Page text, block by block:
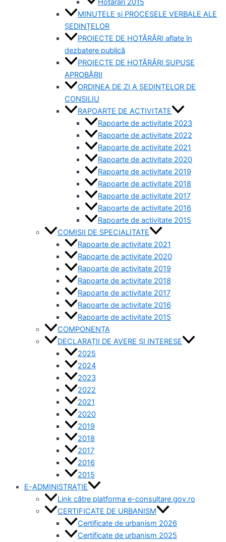
MINUTELE și PROCESELE VERBALE ALE
ȘEDINȚELOR
PROIECTE DE HOTĂRÂRI aflate în
dezbatere publică
PROIECTE DE HOTĂRÂRI SUPUSE
APROBĂRII
ORDINEA DE ZI A ȘEDINȚELOR DE
CONSILIU
RAPOARTE DE ACTIVITATE
Rapoarte de activitate 2023
Rapoarte de activitate 2022
Rapoarte de activitate 2021
Rapoarte de activitate 2020
Rapoarte de activitate 2019
Rapoarte de activitate 2018
Rapoarte de activitate 2017
Rapoarte de activitate 2016
Rapoarte de activitate 2015
COMISII DE SPECIALITATE
Rapoarte de activitate 2021
Rapoarte de activitate 2020
Rapoarte de activitate 2019
Rapoarte de activitate 2018
Rapoarte de activitate 2017
Rapoarte de activitate 2016
Rapoarte de activitate 2015
COMPONENȚA
DECLARAȚII DE AVERE ȘI INTERESE
2025
2024
2023
2022
2021
2020
2019
2018
2017
2016
2015
E-ADMINISTRAȚIE
Link către platforma e-consultare.gov.ro
CERTIFICATE DE URBANISM
Certificate de urbanism 2026
Certificate de urbanism 2025